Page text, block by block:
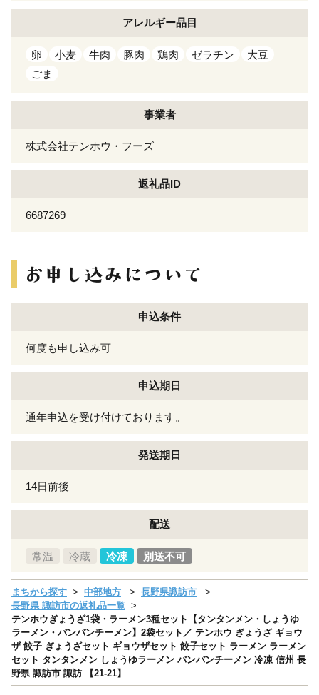
アレルギー品目
卵 小麦 牛肉 豚肉 鶏肉 ゼラチン
大豆
ごま
事業者
株式会社テンホウ・フーズ
返礼品ID
6687269
申込条件
何度も申し込み可
申込期日
通年申込を受け付けております。
発送期日
14日前後
配送
常温 冷蔵 冷凍 別送不可
まちから探す 中部地方
長野県諏訪市
長野県 諏訪市の返礼品一覧
テンホウぎょうざ1袋・ラーメン3種セット【タンタンメン・しょうゆ
ラーメン・バンバンチーメン】2袋セット／ テンホウ ぎょうざ ギョウ
ザ 餃子 ぎょうざセット ギョウザセット 餃子セット ラーメン ラーメン
セット タンタンメン しょうゆラーメン バンバンチーメン 冷凍 信州 長
野県 諏訪市 諏訪 【21-21】